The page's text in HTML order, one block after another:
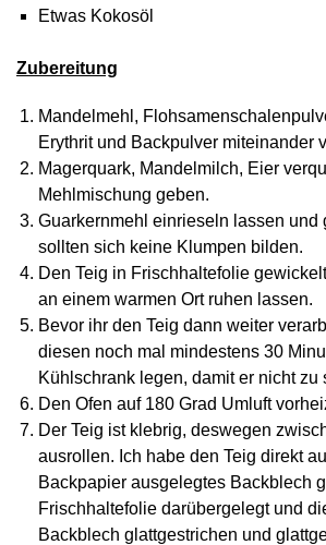
Etwas Kokosöl
Zubereitung
Mandelmehl,
Erythrit und Backpulver miteinander
Magerquark, Mandelmilch, Eier
Mehlmischung geben.
Guarkernmehl einrieseln lassen und
sollten sich keine Klumpen bilden.
Den Teig in Frischhaltefolie
an einem warmen Ort ruhen lassen.
Bevor ihr den Teig dann weiter
diesen noch mal mindestens 30
Kühlschrank legen, damit er nicht zu
Den Ofen auf 180 Grad Umluft
Der Teig ist klebrig, deswegen
ausrollen. Ich habe den Teig direkt
Backpapier ausgelegtes Backblech
Frischhaltefolie darübergelegt und
Backblech glattgestrichen und